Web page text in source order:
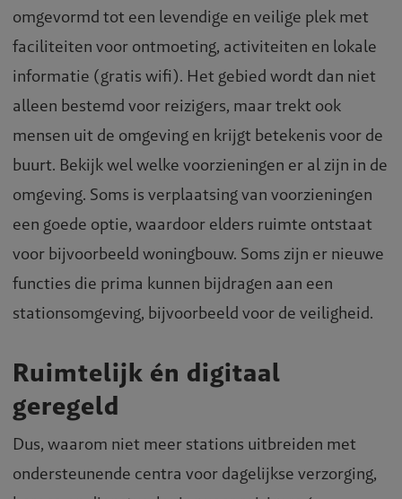
omgevormd tot een levendige en veilige plek met
faciliteiten voor ontmoeting, activiteiten en lokale
informatie (gratis wifi). Het gebied wordt dan niet
alleen bestemd voor reizigers, maar trekt ook
mensen uit de omgeving en krijgt betekenis voor de
buurt. Bekijk wel welke voorzieningen er al zijn in de
omgeving. Soms is verplaatsing van voorzieningen
een goede optie, waardoor elders ruimte ontstaat
voor bijvoorbeeld woningbouw. Soms zijn er nieuwe
functies die prima kunnen bijdragen aan een
stationsomgeving, bijvoorbeeld voor de veiligheid.
Ruimtelijk én digitaal
geregeld
Dus, waarom niet meer stations uitbreiden met
ondersteunende centra voor dagelijkse verzorging,